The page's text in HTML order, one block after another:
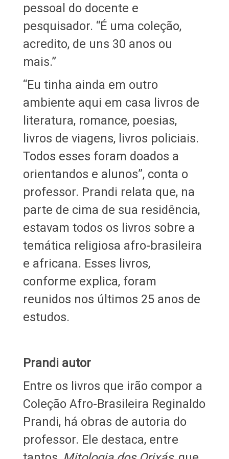
pessoal do docente e
pesquisador. “É uma coleção,
acredito, de uns 30 anos ou
mais.”
“Eu tinha ainda em outro
ambiente aqui em casa livros de
literatura, romance, poesias,
livros de viagens, livros policiais.
Todos esses foram doados a
orientandos e alunos”, conta o
professor. Prandi relata que, na
parte de cima de sua residência,
estavam todos os livros sobre a
temática religiosa afro-brasileira
e africana. Esses livros,
conforme explica, foram
reunidos nos últimos 25 anos de
estudos.
Prandi autor
Entre os livros que irão compor a
Coleção Afro-Brasileira Reginaldo
Prandi, há obras de autoria do
professor. Ele destaca, entre